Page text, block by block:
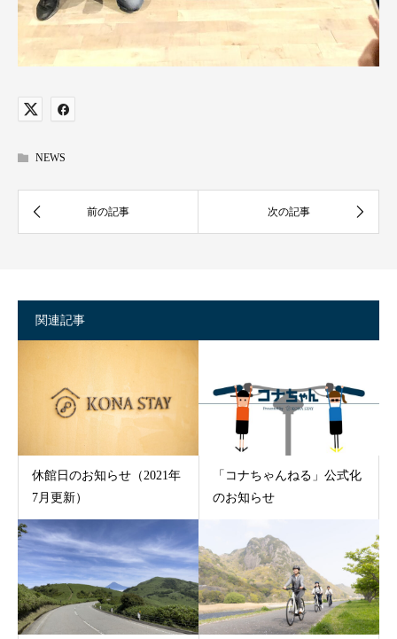
NEWS
関連記事
休館日のお知らせ（2021年
7月更新）
「コナちゃんねる」公式化
のお知らせ